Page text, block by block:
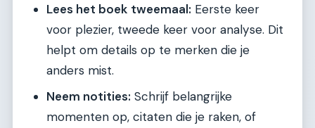
Lees het boek tweemaal: Eerste keer
voor plezier, tweede keer voor analyse. Dit
helpt om details op te merken die je
anders mist.
Neem notities: Schrijf belangrijke
momenten op, citaten die je raken, of